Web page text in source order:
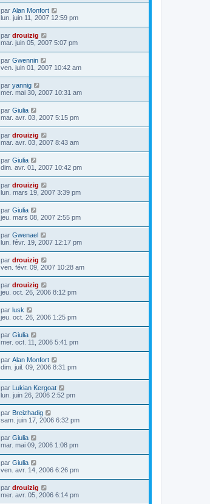
par Alan Monfort
lun. juin 11, 2007 12:59 pm
par drouizig
mar. juin 05, 2007 5:07 pm
par Gwennin
ven. juin 01, 2007 10:42 am
par yannig
mer. mai 30, 2007 10:31 am
par Giulia
mar. avr. 03, 2007 5:15 pm
par drouizig
mar. avr. 03, 2007 8:43 am
par Giulia
dim. avr. 01, 2007 10:42 pm
par drouizig
lun. mars 19, 2007 3:39 pm
par Giulia
jeu. mars 08, 2007 2:55 pm
par Gwenael
lun. févr. 19, 2007 12:17 pm
par drouizig
ven. févr. 09, 2007 10:28 am
par drouizig
jeu. oct. 26, 2006 8:12 pm
par lusk
jeu. oct. 26, 2006 1:25 pm
par Giulia
mer. oct. 11, 2006 5:41 pm
par Alan Monfort
dim. juil. 09, 2006 8:31 pm
par Lukian Kergoat
lun. juin 26, 2006 2:52 pm
par Breizhadig
sam. juin 17, 2006 6:32 pm
par Giulia
mar. mai 09, 2006 1:08 pm
par Giulia
ven. avr. 14, 2006 6:26 pm
par drouizig
mer. avr. 05, 2006 6:14 pm